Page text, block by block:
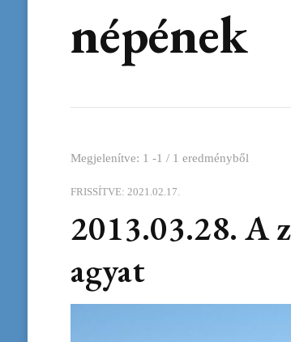
népének
Megjelenítve: 1 -1 / 1 eredményből
FRISSÍTVE:2021.02.17.
2013.03.28. A
agyat